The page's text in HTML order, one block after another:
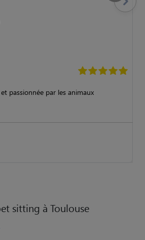
passionnée par les animaux
Suivant
sitting à Toulouse